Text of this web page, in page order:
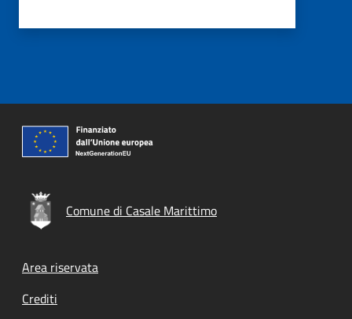
Comune di Casale Marittimo
Footer menu
Area riservata
Crediti